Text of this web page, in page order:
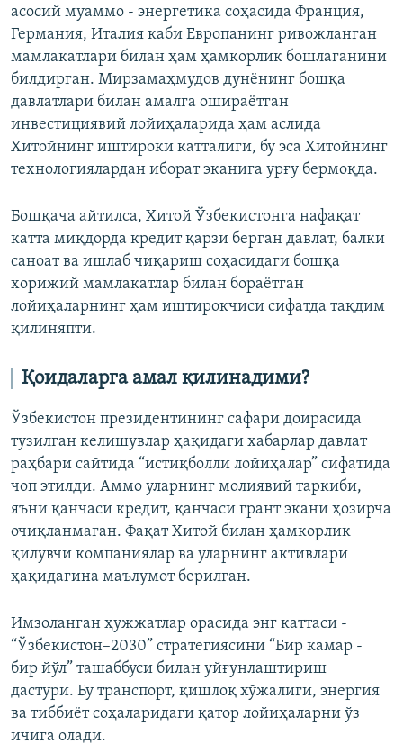
асосий муаммо - энергетика соҳасида Франция,
Германия, Италия каби Европанинг ривожланган
мамлакатлари билан ҳам ҳамкорлик бошлаганини
билдирган. Мирзамаҳмудов дунёнинг бошқа
давлатлари билан амалга ошираётган
инвестициявий лойиҳаларида ҳам аслида
Хитойнинг иштироки катталиги, бу эса Хитойнинг
технологиялардан иборат эканига урғу бермоқда.
Бошқача айтилса, Хитой Ўзбекистонга нафақат
катта миқдорда кредит қарзи берган давлат, балки
саноат ва ишлаб чиқариш соҳасидаги бошқа
хорижий мамлакатлар билан бораётган
лойиҳаларнинг ҳам иштирокчиси сифатда тақдим
қилиняпти.
Қоидаларга амал қилинадими?
Ўзбекистон президентининг сафари доирасида
тузилган келишувлар ҳақидаги хабарлар давлат
раҳбари сайтида “истиқболли лойиҳалар” сифатида
чоп этилди. Аммо уларнинг молиявий таркиби,
яъни қанчаси кредит, қанчаси грант экани ҳозирча
очиқланмаган. Фақат Хитой билан ҳамкорлик
қилувчи компаниялар ва уларнинг активлари
ҳақидагина маълумот берилган.
Имзоланган ҳужжатлар орасида энг каттаси -
“Ўзбекистон–2030” стратегиясини “Бир камар -
бир йўл” ташаббуси билан уйғунлаштириш
дастури. Бу транспорт, қишлоқ хўжалиги, энергия
ва тиббиёт соҳаларидаги қатор лойиҳаларни ўз
ичига олади.